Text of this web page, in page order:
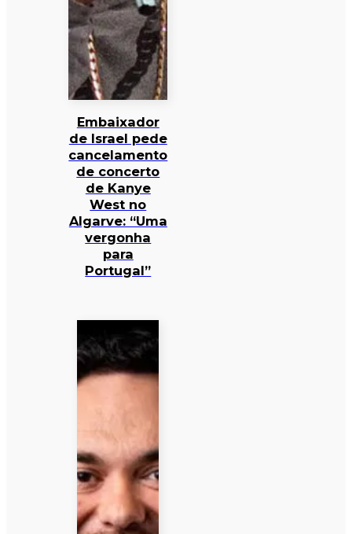
Embaixador
de Israel pede
cancelamento
de concerto
de Kanye
West no
Algarve: “Uma
vergonha
para
Portugal”